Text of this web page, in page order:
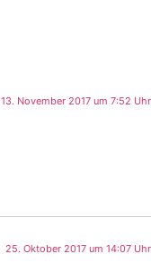
13. November 2017 um 7:52 Uhr
25. Oktober 2017 um 14:07 Uhr